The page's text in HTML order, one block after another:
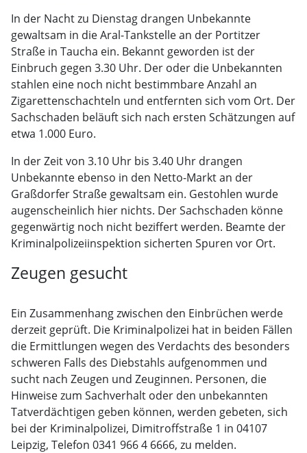
In der Nacht zu Dienstag drangen Unbekannte
gewaltsam in die Aral-Tankstelle an der Portitzer
Straße in Taucha ein. Bekannt geworden ist der
Einbruch gegen 3.30 Uhr. Der oder die Unbekannten
stahlen eine noch nicht bestimmbare Anzahl an
Zigarettenschachteln und entfernten sich vom Ort. Der
Sachschaden beläuft sich nach ersten Schätzungen auf
etwa 1.000 Euro.
In der Zeit von 3.10 Uhr bis 3.40 Uhr drangen
Unbekannte ebenso in den Netto-Markt an der
Graßdorfer Straße gewaltsam ein. Gestohlen wurde
augenscheinlich hier nichts. Der Sachschaden könne
gegenwärtig noch nicht beziffert werden. Beamte der
Kriminalpolizeiinspektion sicherten Spuren vor Ort.
Zeugen gesucht
Ein Zusammenhang zwischen den Einbrüchen werde
derzeit geprüft. Die Kriminalpolizei hat in beiden Fällen
die Ermittlungen wegen des Verdachts des besonders
schweren Falls des Diebstahls aufgenommen und
sucht nach Zeugen und Zeuginnen. Personen, die
Hinweise zum Sachverhalt oder den unbekannten
Tatverdächtigen geben können, werden gebeten, sich
bei der Kriminalpolizei, Dimitroffstraße 1 in 04107
Leipzig, Telefon 0341 966 4 6666, zu melden.